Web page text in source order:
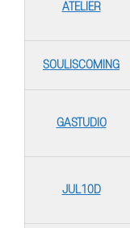
ATELIER
SOULISCOMING
GASTUDIO
JUL10D